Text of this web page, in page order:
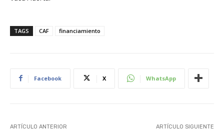
TAGS CAF financiamiento
Facebook X WhatsApp
ARTÍCULO ANTERIOR ARTÍCULO SIGUIENTE